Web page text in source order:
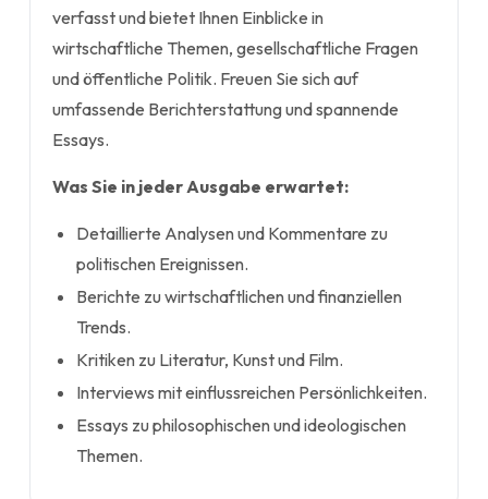
verfasst und bietet Ihnen Einblicke in
wirtschaftliche Themen, gesellschaftliche Fragen
und öffentliche Politik. Freuen Sie sich auf
umfassende Berichterstattung und spannende
Essays.
Was Sie in jeder Ausgabe erwartet:
Detaillierte Analysen und Kommentare zu
politischen Ereignissen.
Berichte zu wirtschaftlichen und finanziellen
Trends.
Kritiken zu Literatur, Kunst und Film.
Interviews mit einflussreichen Persönlichkeiten.
Essays zu philosophischen und ideologischen
Themen.